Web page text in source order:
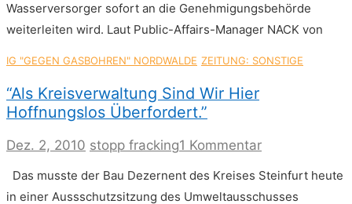
Wasserversorger sofort an die Genehmigungsbehörde
weiterleiten wird. Laut Public-Affairs-Manager NACK von
IG "GEGEN GASBOHREN" NORDWALDE ZEITUNG: SONSTIGE
“Als Kreisverwaltung Sind Wir Hier
Hoffnungslos Überfordert.”
Dez. 2, 2010 stopp fracking1 Kommentarzu
sind
Das musste der Bau Dezernent des Kreises Steinfurt heute
in einer Aussschutzsitzung des Umweltausschusses